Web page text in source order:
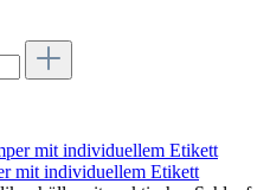
mit individuellem Etikett